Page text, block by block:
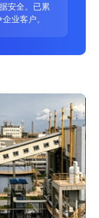
安全。已累
业客户。